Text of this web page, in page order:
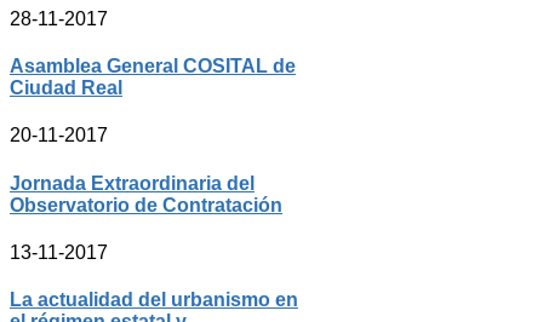
28-11-2017
Asamblea General COSITAL de
Ciudad Real
20-11-2017
Jornada Extraordinaria del
Observatorio de Contratación
13-11-2017
La actualidad del urbanismo en